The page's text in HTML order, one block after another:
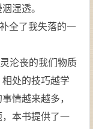
湿透。
全了我失落的一
沦丧的我们物质
处的技巧越学
情越来越多，
本书提供了一